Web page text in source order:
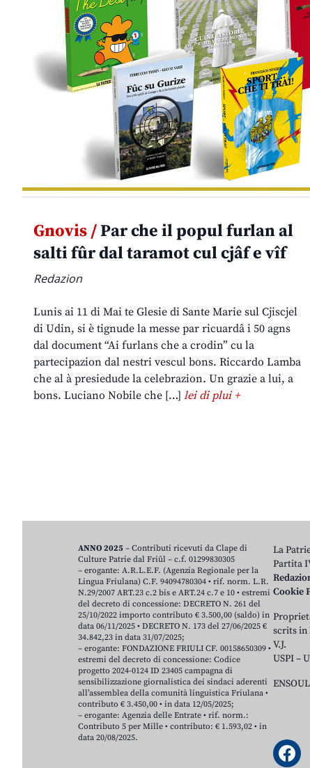
Gnovis /Par che il popul furlan al
salti fûr dal taramot cul cjâf e vîf
Redazion
Lunis ai 11 di Mai te Glesie di Sante Marie sul Cjiscjel
di Udin, si è tignude la messe par ricuardâ i 50 agns
dal document “Ai furlans che a crodin” cu la
partecipazion dal nestri vescul bons. Riccardo Lamba
che al à presiedude la celebrazion. Un grazie a lui, a
bons. Luciano Nobile che […] lei di plui +
La
Partita
Cookie
scrits in
V.J.
USPI –
ANNO 2025 – Contributi ricevuti da Clape di
Culture Patrie dal Friûl – c.f. 01299830305
– erogante: A.R.L.E.F. (Agenzia Regionale per la
Lingua Friulana) C.F. 94094780304 • rif. norm. L.R.
N.29/2007 ART.23 c.2 bis e ART.24 c.7 e 10 • estremi
del decreto di concessione: DECRETO N. 261 del
25/10/2022 importo contributo € 3.500,00 (saldo) in
data 06/11/2025 • DECRETO N. 173 del 27/06/2025 €
34.842,23 in data 31/07/2025;
– erogante: FONDAZIONE FRIULI CF. 00158650309 •
estremi del decreto di concessione: Codice
progetto 2024-0124 ID 23405 campagna di
sensibilizzazione giornalistica dei sindaci aderenti
all’assemblea della comunità linguistica Friulana •
contributo € 3.450,00 • in data 12/05/2025;
– erogante: Agenzia delle Entrate • rif. norm.:
Contributo 5 per Mille • contributo: € 1.593,02 • in
data 20/08/2025.